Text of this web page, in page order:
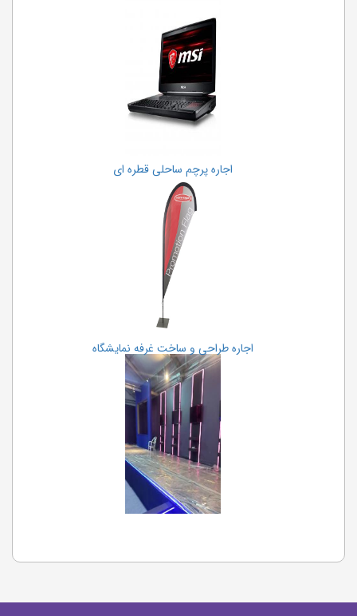
اجاره پرچم ساحلی قطره ای
اجاره طراحی و ساخت غرفه نمایشگاه